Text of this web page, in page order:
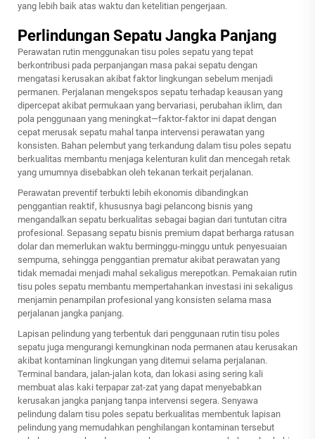
yang lebih baik atas waktu dan ketelitian pengerjaan.
Perlindungan Sepatu Jangka Panjang
Perawatan rutin menggunakan tisu poles sepatu yang tepat
berkontribusi pada perpanjangan masa pakai sepatu dengan
mengatasi kerusakan akibat faktor lingkungan sebelum menjadi
permanen. Perjalanan mengekspos sepatu terhadap keausan yang
dipercepat akibat permukaan yang bervariasi, perubahan iklim, dan
pola penggunaan yang meningkat—faktor-faktor ini dapat dengan
cepat merusak sepatu mahal tanpa intervensi perawatan yang
konsisten. Bahan pelembut yang terkandung dalam tisu poles sepatu
berkualitas membantu menjaga kelenturan kulit dan mencegah retak
yang umumnya disebabkan oleh tekanan terkait perjalanan.
Perawatan preventif terbukti lebih ekonomis dibandingkan
penggantian reaktif, khususnya bagi pelancong bisnis yang
mengandalkan sepatu berkualitas sebagai bagian dari tuntutan citra
profesional. Sepasang sepatu bisnis premium dapat berharga ratusan
dolar dan memerlukan waktu berminggu-minggu untuk penyesuaian
sempurna, sehingga penggantian prematur akibat perawatan yang
tidak memadai menjadi mahal sekaligus merepotkan. Pemakaian rutin
tisu poles sepatu membantu mempertahankan investasi ini sekaligus
menjamin penampilan profesional yang konsisten selama masa
perjalanan jangka panjang.
Lapisan pelindung yang terbentuk dari penggunaan rutin tisu poles
sepatu juga mengurangi kemungkinan noda permanen atau kerusakan
akibat kontaminan lingkungan yang ditemui selama perjalanan.
Terminal bandara, jalan-jalan kota, dan lokasi asing sering kali
membuat alas kaki terpapar zat-zat yang dapat menyebabkan
kerusakan jangka panjang tanpa intervensi segera. Senyawa
pelindung dalam tisu poles sepatu berkualitas membentuk lapisan
pelindung yang memudahkan penghilangan kontaminan tersebut